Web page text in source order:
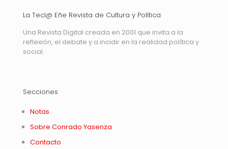
La Tecl@ Eñe Revista de Cultura y Política
Una Revista Digital creada en 2001 que invita a la
reflexión, el debate y a incidir en la realidad política y
social.
Secciones
Notas
Sobre Conrado Yasenza
Contacto